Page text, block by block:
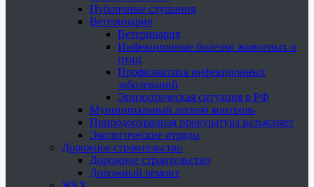
Публичные слушания
Ветеринария
Ветеринария
Инфекционные болезни животных и
птиц
Профилактика инфекционных
заболеваний
Эпизоотическая ситуация в РФ
Муниципальный лесной контроль
Природоохранная прокуратура разъясняет
Экологические отряды
Дорожное строительство
Дорожное строительство
Дорожный ремонт